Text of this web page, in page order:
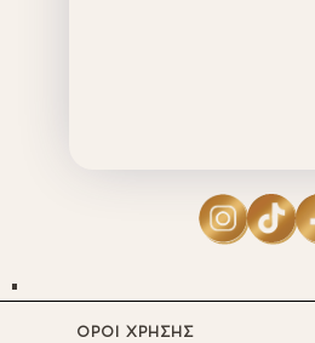
ΟΡΟΙ ΧΡΗΣΗΣ